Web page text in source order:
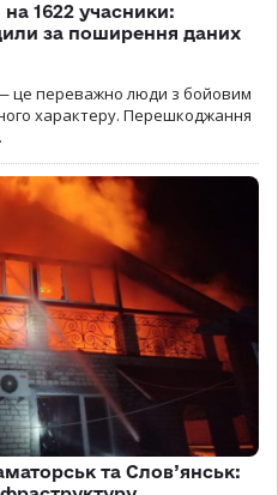
1622 учасники:
за поширення даних
це переважно люди з бойовим
характеру. Перешкоджання
та Слов’янськ: